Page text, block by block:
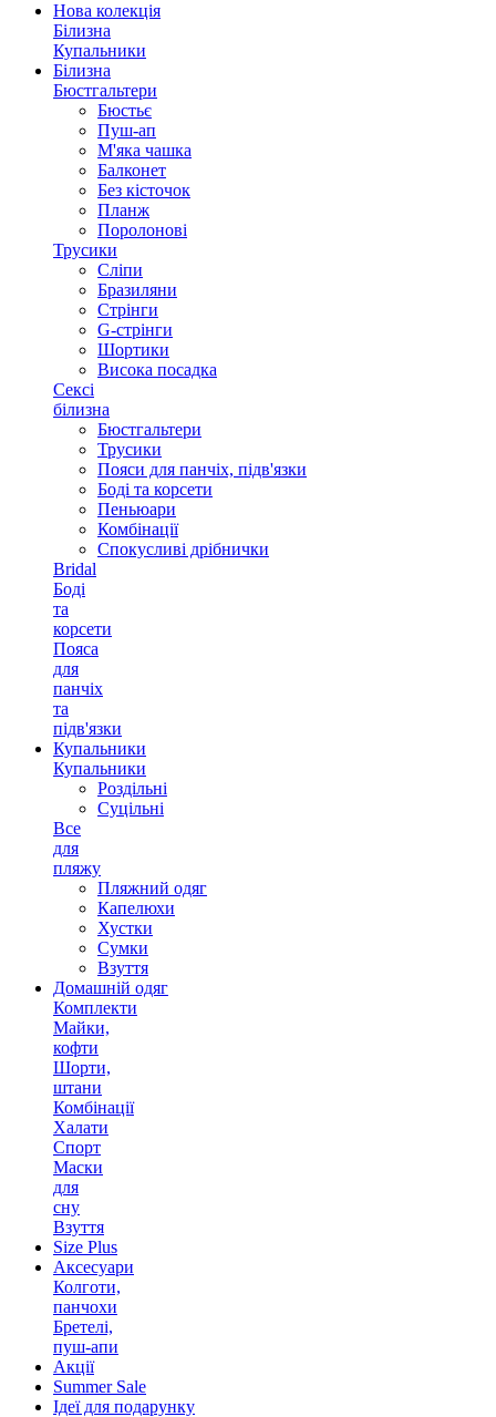
Нова колекція
Білизна
Купальники
Білизна
Бюстгальтери
Бюстьє
Пуш-ап
М'яка чашка
Балконет
Без кісточок
Планж
Поролонові
Трусики
Сліпи
Бразиляни
Стрінги
G-стрінги
Шортики
Висока посадка
Сексі
білизна
Бюстгальтери
Трусики
Пояси для панчіх, підв'язки
Боді та корсети
Пеньюари
Комбінації
Спокусливі дрібнички
Bridal
Боді
та
корсети
Пояса
для
панчіх
та
підв'язки
Купальники
Купальники
Роздільні
Суцільні
Все
для
пляжу
Пляжний одяг
Капелюхи
Хустки
Сумки
Взуття
Домашній одяг
Комплекти
Майки,
кофти
Шорти,
штани
Комбінації
Халати
Спорт
Маски
для
сну
Взуття
Size Plus
Аксесуари
Колготи,
панчохи
Бретелі,
пуш-апи
Акції
Summer Sale
Ідеї для подарунку